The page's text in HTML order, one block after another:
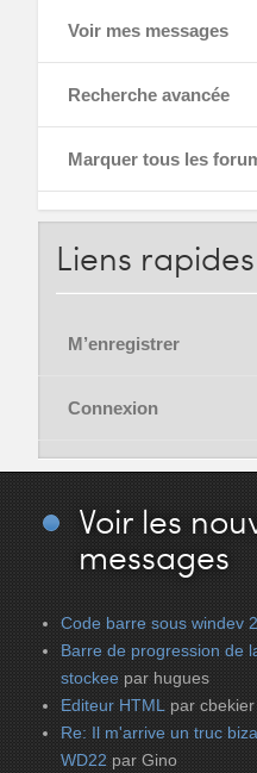
Voir mes messages
Recherche avancée
Marquer tous les
Liens rapides
M’enregistrer
Connexion
Voir les
messages
Code barre sous windev
Barre de progression de
stockee par hugues
Editeur HTML par cbekier
Re: Il m'arrive un truc
WD22 par Gino